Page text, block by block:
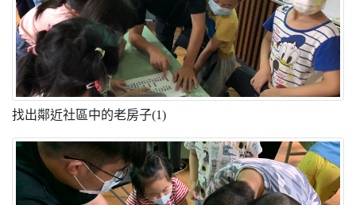
找出鄰近社區中的老房子(1)